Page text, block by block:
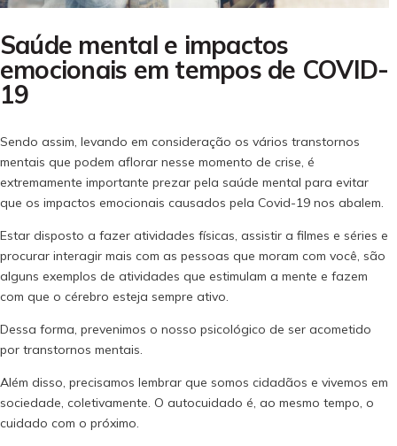
Saúde mental e impactos
emocionais em tempos de COVID-
19
Sendo assim, levando em consideração os vários transtornos
mentais que podem aflorar nesse momento de crise, é
extremamente importante prezar pela saúde mental para evitar
que os impactos emocionais causados pela Covid-19 nos abalem.
Estar disposto a fazer atividades físicas, assistir a filmes e séries e
procurar interagir mais com as pessoas que moram com você, são
alguns exemplos de atividades que estimulam a mente e fazem
com que o cérebro esteja sempre ativo.
Dessa forma, prevenimos o nosso psicológico de ser acometido
por transtornos mentais.
Além disso, precisamos lembrar que somos cidadãos e vivemos em
sociedade, coletivamente. O autocuidado é, ao mesmo tempo, o
cuidado com o próximo.